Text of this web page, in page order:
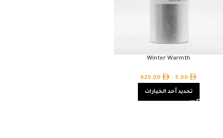
Winter Warmth
5,00
–
620,00
تحديد أحد الخيارات